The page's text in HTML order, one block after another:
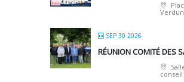
Verdun
SEP 30 2026
RÉUNION COMITÉ DES